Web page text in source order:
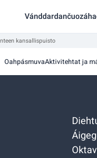
kansallispuisto
OahpásmuvaAktivitehtat ja